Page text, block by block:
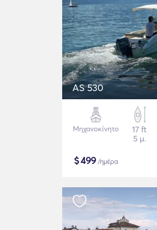
AS 530
Μηχανοκίνητο
17 ft
5 μ.
$499/ημέρα